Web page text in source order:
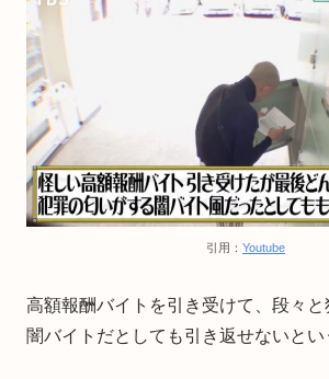
引用： Youtube
高額報酬バイトを引き受けて、段々
闇バイトだとしても引き返せないとい